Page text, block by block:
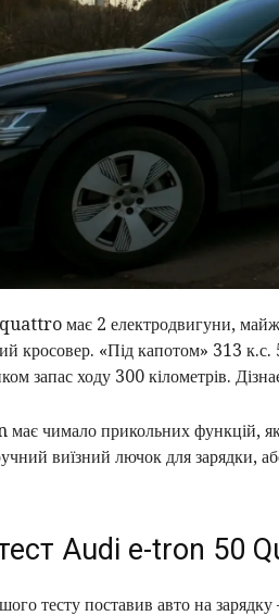
має 2 електродвигуни,
кросовер. «Під капотом» 313
запас ходу 300 кілометрів.
чимало прикольних функцій,
виїзний лючок для зарядки,
Audi e-tron 50
тесту поставив авто на зарядку